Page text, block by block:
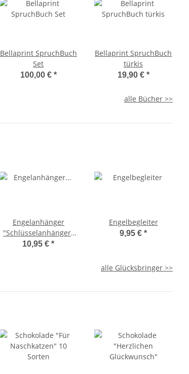
Bellaprint SpruchBuch
Set
100,00 € *
Bellaprint SpruchBuch
türkis
19,90 € *
alle Bücher >>
Engelanhänger
"Schlüsselanhänger"
gold
10,95 €*
Engelbegleiter
9,95 €*
alle Glücksbringer >>